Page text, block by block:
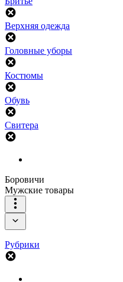
Верхняя одежда
Головные уборы
Костюмы
Обувь
Свитера
Боровичи
Мужские товары
Рубрики